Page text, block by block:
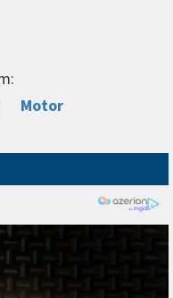
Motor